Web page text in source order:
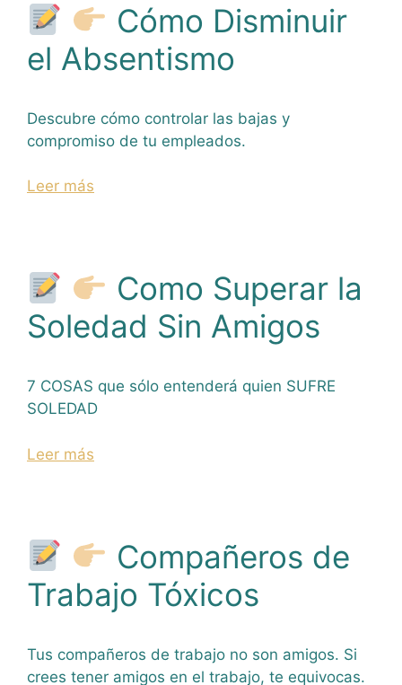
Cómo Disminuir
el Absentismo
Descubre cómo controlar las bajas y
compromiso de tu empleados.
Leer más
Como Superar la
Soledad Sin Amigos
7 COSAS que sólo entenderá quien SUFRE
SOLEDAD
Leer más
Compañeros de
Trabajo Tóxicos
Tus compañeros de trabajo no son amigos. Si
crees tener amigos en el trabajo, te equivocas.